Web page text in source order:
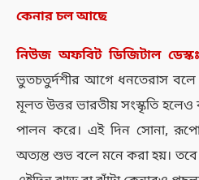
কেনার চল আছে
নিউজ অফবিট ডিজিটাল ডেস্কঃ
ভুতচতুর্দশীর আগে ধনতেরাস
মূলত উত্তর ভারতীয় সংস্কৃতি হলেও
পালন করে। এই দিন সোনা, রূপো
অত্যন্ত শুভ বলে মনে করা হয়। তবে